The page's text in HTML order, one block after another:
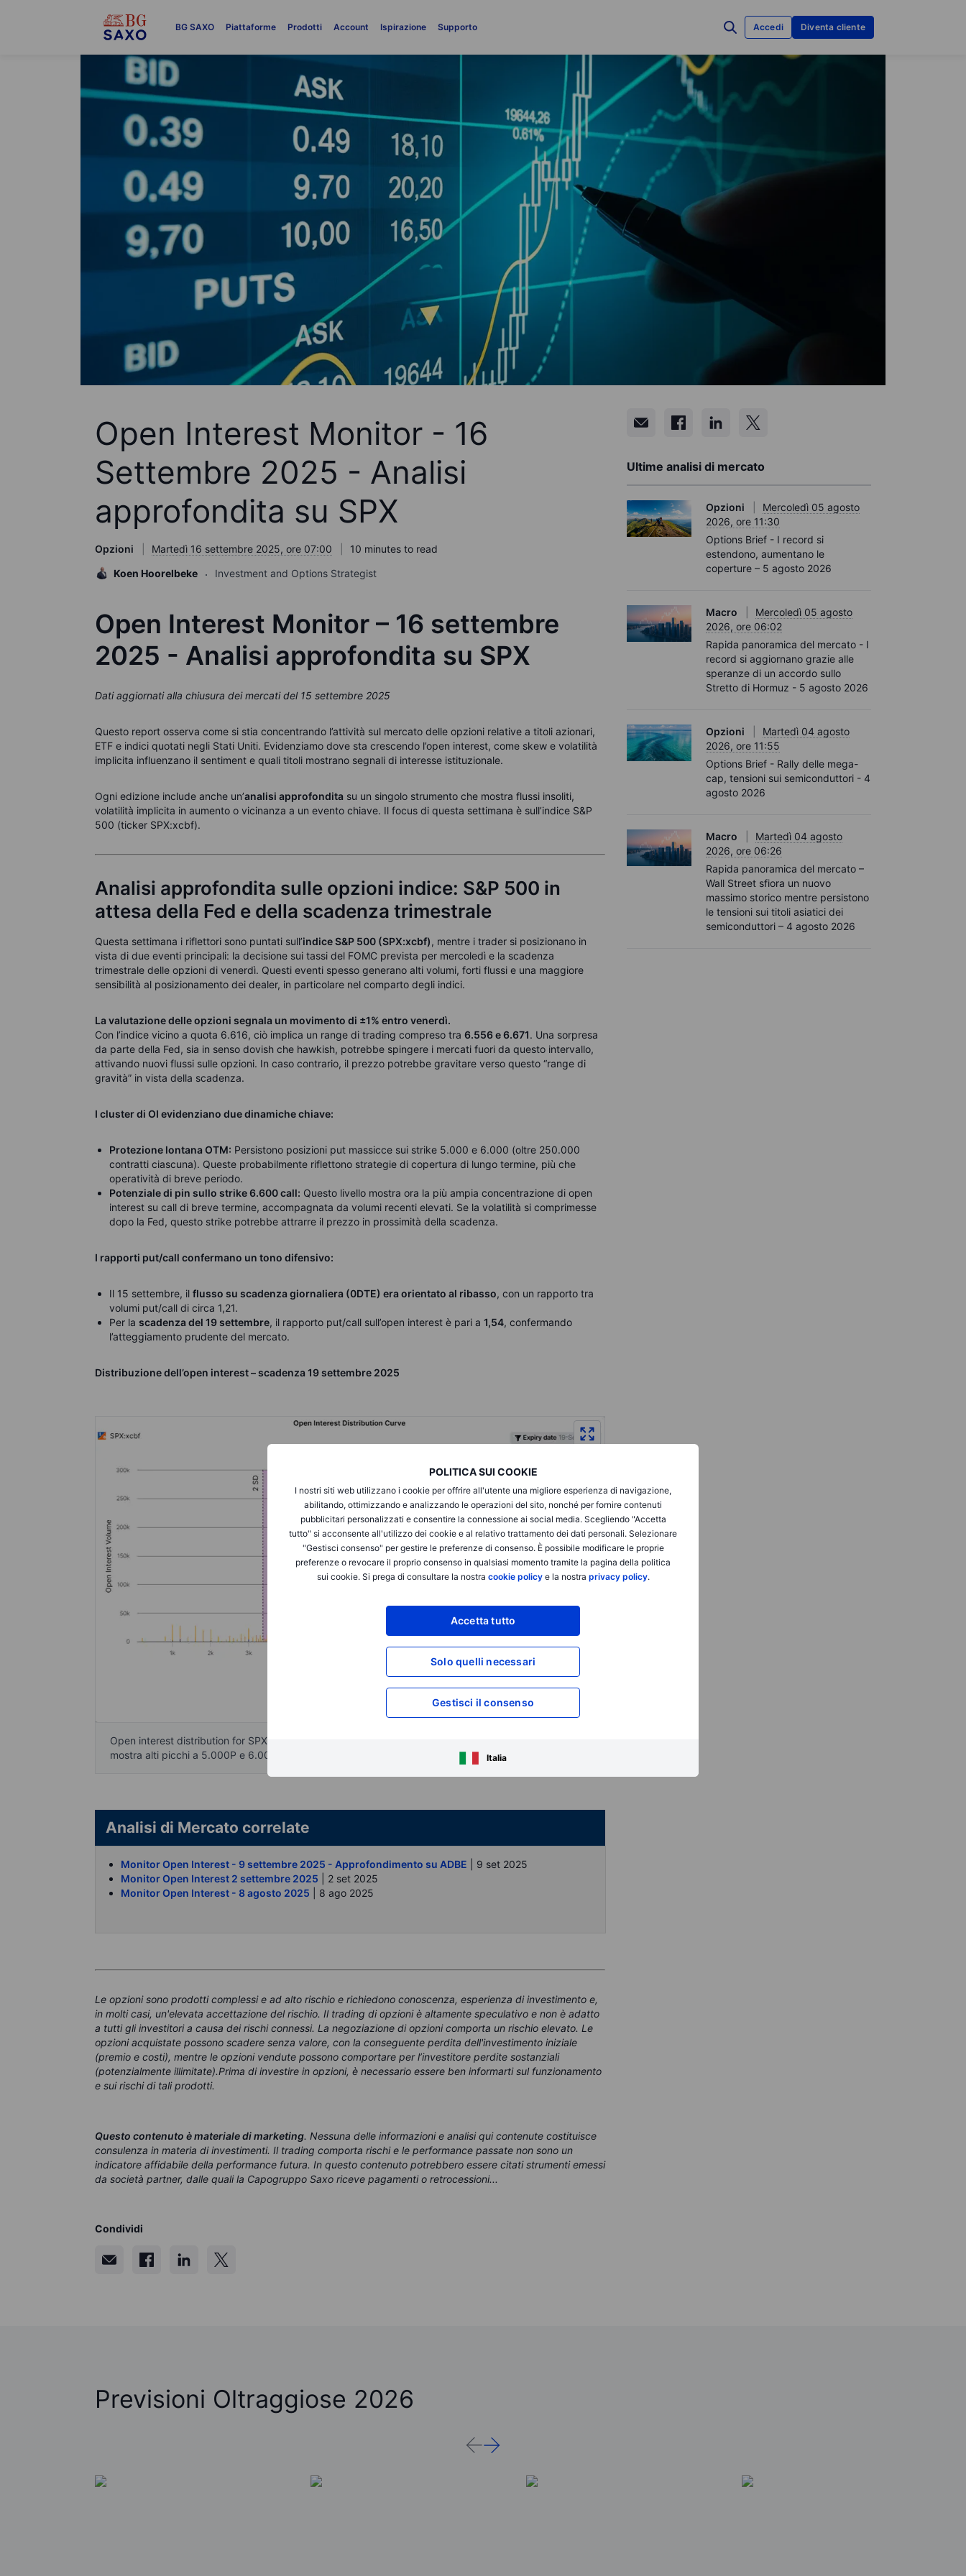
BG SAXO Piattaforme Prodotti Account Ispirazione Supporto Accedi Diventa cliente
POLITICA SUI COOKIE
I nostri siti web utilizzano i cookie per offrire all'utente una migliore esperienza di navigazione,
abilitando, ottimizzando e analizzando le operazioni del sito, nonché per fornire contenuti
pubblicitari personalizzati e consentire la connessione ai social media. Scegliendo "Accetta
tutto" si acconsente all'utilizzo dei cookie e al relativo trattamento dei dati personali. Selezionare
"Gestisci consenso" per gestire le preferenze di consenso. È possibile modificare le proprie
preferenze o revocare il proprio consenso in qualsiasi momento tramite la pagina della politica
sui cookie. Si prega di consultare la nostra cookie policye la nostra privacy policy.
Accetta tutto
Solo quelli necessari
Gestisci il consenso
Italia
Open Interest Monitor - 16
Settembre 2025 - Analisi
approfondita su SPX
Opzioni Martedì 16 settembre 2025, ore 07:00
10 minutes to read
Koen Hoorelbeke
Investment and Options Strategist
Open Interest Monitor – 16 settembre
2025 - Analisi approfondita su SPX
Dati aggiornati alla chiusura dei mercati del 15 settembre 2025
Questo report osserva come si stia concentrando l’attività sul mercato delle opzioni relative a titoli azionari,
ETF e indici quotati negli Stati Uniti. Evidenziamo dove sta crescendo l’open interest, come skew e volatilità
implicita influenzano il sentiment e quali titoli mostrano segnali di interesse istituzionale.
Ogni edizione include anche un’analisi approfondita su un singolo strumento che mostra flussi insoliti,
volatilità implicita in aumento o vicinanza a un evento chiave. Il focus di questa settimana è sull’indice S&P
500 (ticker SPX:xcbf).
Analisi approfondita sulle opzioni indice: S&P 500 in
attesa della Fed e della scadenza trimestrale
Questa settimana i riflettori sono puntati sull’indice S&P 500 (SPX:xcbf), mentre i trader si posizionano in
vista di due eventi principali: la decisione sui tassi del FOMC prevista per mercoledì e la scadenza
trimestrale delle opzioni di venerdì. Questi eventi spesso generano alti volumi, forti flussi e una maggiore
sensibilità al posizionamento dei dealer, in particolare nel comparto degli indici.
La valutazione delle opzioni segnala un movimento di ±1% entro venerdì.
Con l’indice vicino a quota 6.616, ciò implica un range di trading compreso tra 6.556 e 6.671. Una sorpresa
da parte della Fed, sia in senso dovish che hawkish, potrebbe spingere i mercati fuori da questo intervallo,
attivando nuovi flussi sulle opzioni. In caso contrario, il prezzo potrebbe gravitare verso questo “range di
gravità” in vista della scadenza.
I cluster di OI evidenziano due dinamiche chiave:
Protezione lontana OTM: Persistono posizioni put massicce sui strike 5.000 e 6.000 (oltre 250.000
contratti ciascuna). Queste probabilmente riflettono strategie di copertura di lungo termine, più che
operatività di breve periodo.
Potenziale di pin sullo strike 6.600 call: Questo livello mostra ora la più ampia concentrazione di open
interest su call di breve termine, accompagnata da volumi recenti elevati. Se la volatilità si comprimesse
dopo la Fed, questo strike potrebbe attrarre il prezzo in prossimità della scadenza.
I rapporti put/call confermano un tono difensivo:
Il 15 settembre, il flusso su scadenza giornaliera (0DTE) era orientato al ribasso, con un rapporto tra
volumi put/call di circa 1,21.
Per la scadenza del 19 settembre, il rapporto put/call sull’open interest è pari a 1,54, confermando
l’atteggiamento prudente del mercato.
Distribuzione dell’open interest – scadenza 19 settembre 2025
Open interest distribution for SPX - heatmap dell'Open Interest per la scadenza del 19 settembre
mostra alti picchi a 5.000P e 6.000P, e un denso cluster a 6.600C © SaxoTraderGO / Pro
Analisi di Mercato correlate
Monitor Open Interest - 9 settembre 2025 - Approfondimento su ADBE | 9 set 2025
Monitor Open Interest 2 settembre 2025 | 2 set 2025
Monitor Open Interest - 8 agosto 2025 | 8 ago 2025
Le opzioni sono prodotti complessi e ad alto rischio e richiedono conoscenza, esperienza di investimento e,
in molti casi, un'elevata accettazione del rischio. Il trading di opzioni è altamente speculativo e non è adatto
a tutti gli investitori a causa dei rischi connessi. La negoziazione di opzioni comporta un rischio elevato. Le
opzioni acquistate possono scadere senza valore, con la conseguente perdita dell'investimento iniziale
(premio e costi), mentre le opzioni vendute possono comportare per l’investitore perdite sostanziali
(potenzialmente illimitate).Prima di investire in opzioni, è necessario essere ben informarti sul funzionamento
e sui rischi di tali prodotti.
Questo contenuto è materiale di marketing. Nessuna delle informazioni e analisi qui contenute costituisce
consulenza in materia di investimenti. Il trading comporta rischi e le performance passate non sono un
indicatore affidabile della performance futura. In questo contenuto potrebbero essere citati strumenti emessi
da società partner, dalle quali la Capogruppo Saxo riceve pagamenti o retrocessioni...
Condividi
Ultime analisi di mercato
Opzioni
Mercoledì 05 agosto
2026, ore 11:30
Options Brief - I record si
estendono, aumentano le
coperture – 5 agosto 2026
Macro
Mercoledì 05 agosto
2026, ore 06:02
Rapida panoramica del mercato - I
record si aggiornano grazie alle
speranze di un accordo sullo
Stretto di Hormuz - 5 agosto 2026
Opzioni
Martedì 04 agosto
2026, ore 11:55
Options Brief - Rally delle mega-
cap, tensioni sui semiconduttori - 4
agosto 2026
Macro
Martedì 04 agosto
2026, ore 06:26
Rapida panoramica del mercato –
Wall Street sfiora un nuovo
massimo storico mentre persistono
le tensioni sui titoli asiatici dei
semiconduttori – 4 agosto 2026
Previsioni Oltraggiose 2026